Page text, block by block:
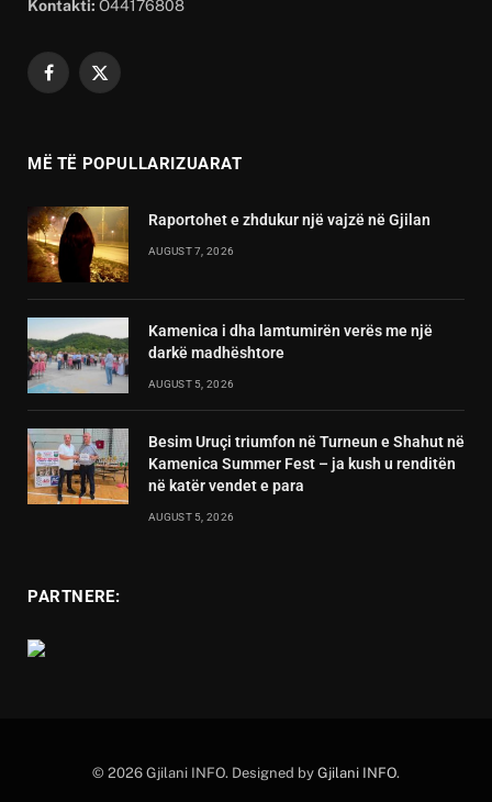
Kontakti: O44176808
Facebook
X
MË TË POPULLARIZUARAT
Raportohet e zhdukur një vajzë në Gjilan
AUGUST 7, 2026
Kamenica i dha lamtumirën verës me një
darkë madhështore
AUGUST 5, 2026
Besim Uruçi triumfon në Turneun e Shahut në
Kamenica Summer Fest – ja kush u renditën
në katër vendet e para
AUGUST 5, 2026
PARTNERE:
© 2026 Gjilani INFO. Designed by Gjilani INFO.